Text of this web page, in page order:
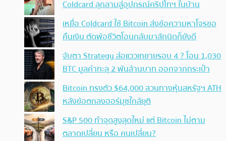
Coldcard ลุกลามสู่อุปกรณ์คริปโทฯ ในบ้าน
เหยื่อ Coldcard ใช้ Bitcoin ส่งข้อความหาโจรขอ
คืนเงิน ตัดพ้อชีวิตโอนกลับมาสักนิดก็ยังดี
จับตา Strategy ส่อแววเทขายรอบ 4 ? โอน 1,030
BTC มูลค่าทะลุ 2 พันล้านบาท ออกจากกระเป๋า
Bitcoin ทรงตัว $64,000 สวนทางหุ้นสหรัฐฯ ATH
หลังข้อตกลงฮอร์มุซใกล้ยุติ
S&P 500 ทำจุดสูงสุดใหม่ แต่ Bitcoin ไม่ตาม
ตลาดเปลี่ยน หรือ คนเปลี่ยน?